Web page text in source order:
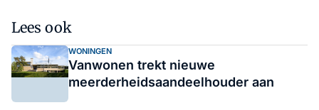
Lees ook
WONINGEN
Vanwonen trekt nieuwe
meerderheidsaandeelhouder aan